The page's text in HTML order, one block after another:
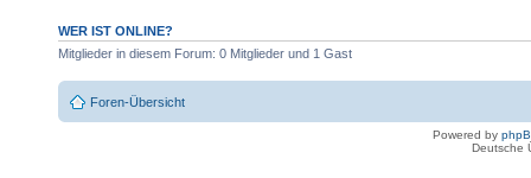
WER IST ONLINE?
Mitglieder in diesem Forum: 0 Mitglieder und 1 Gast
Foren-Übersicht
Powered by
Deutsche